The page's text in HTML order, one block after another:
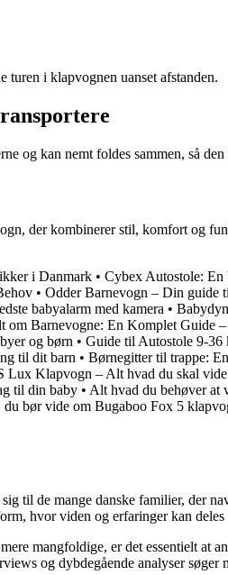
turen i klapvognen uanset afstanden.
og kan nemt foldes sammen, så
der kombinerer stil, komfort og
i Danmark • Cybex Autostole:
• Odder Barnevogn – Din guide
babyalarm med kamera •
om Barnevogne: En Komplet Guide
og børn • Guide til Autostole 9-
til dit barn • Børnegitter til trappe:
Lux Klapvogn – Alt hvad du skal vide
til din baby • Alt hvad du behøver at
du bør vide om Bugaboo Fox 5
til de mange danske familier, der
hvor viden og erfaringer kan
mangfoldige, er det essentielt at
og dybdegående analyser